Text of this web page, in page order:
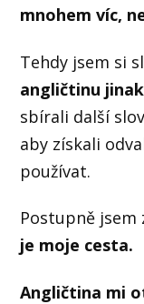
mnohem víc,
Tehdy jsem si
angličtinu
sbírali další
aby získali
používat.
Postupně jsem
je moje cesta.
Angličtina mi